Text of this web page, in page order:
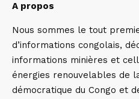
A propos
Nous sommes le tout
d’informations congolais,
informations minières et
énergies renouvelables de
démocratique du Congo et